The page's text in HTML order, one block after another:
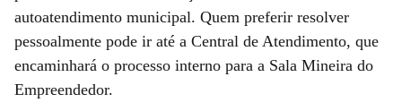
autoatendimento municipal. Quem preferir resolver
pessoalmente pode ir até a Central de Atendimento, que
encaminhará o processo interno para a Sala Mineira do
Empreendedor.